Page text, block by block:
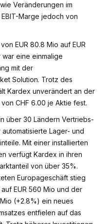
Veränderungen im
Marge jedoch von
EUR 80.8 Mio auf EUR
war eine einmalige
mit der
Solution. Trotz des
Kardex unverändert an der
CHF 6.00 je Aktie fest.
über 30 Ländern Vertriebs-
Lager- und
Mit einer installierten
verfügt Kardex in ihren
von über 35%.
Europageschäft stieg
EUR 560 Mio und der
(+2.8%) ein neues
entfielen auf das